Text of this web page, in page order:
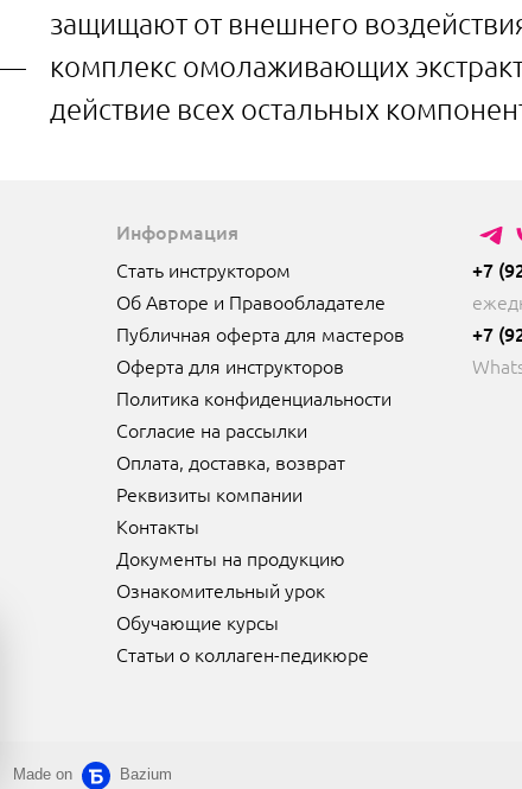
защищают от внешнего
комплекс омолаживающих
действие всех остальных
Информация
Стать инструктором
Об Авторе и Правообладателе
Публичная оферта для мастеров
Оферта для инструкторов
Политика конфиденциальности
Согласие на рассылки
Оплата, доставка, возврат
Реквизиты компании
Контакты
Документы на продукцию
Ознакомительный урок
Обучающие курсы
Статьи о коллаген-педикюре
+7
+7
Made on Bazium